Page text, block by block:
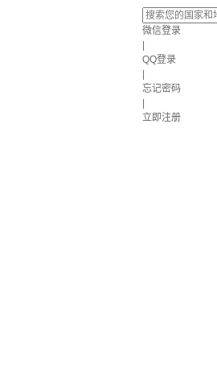
微信登录
QQ登录
忘记密码
立即注册